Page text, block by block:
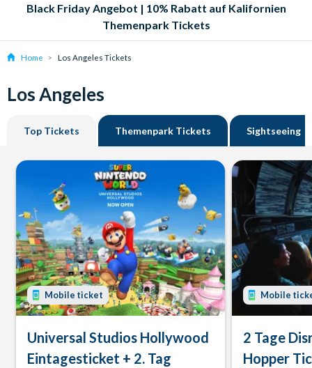
Black Friday Angebot | 10% Rabatt auf Kalifornien
Themenpark Tickets
Home Los Angeles Tickets
Los Angeles
Top Tickets Themenpark Tickets Sightseeing
Mobile ticket
Universal Studios Hollywood
Eintagesticket + 2. Tag
Mobile
2 Tage
Hopper